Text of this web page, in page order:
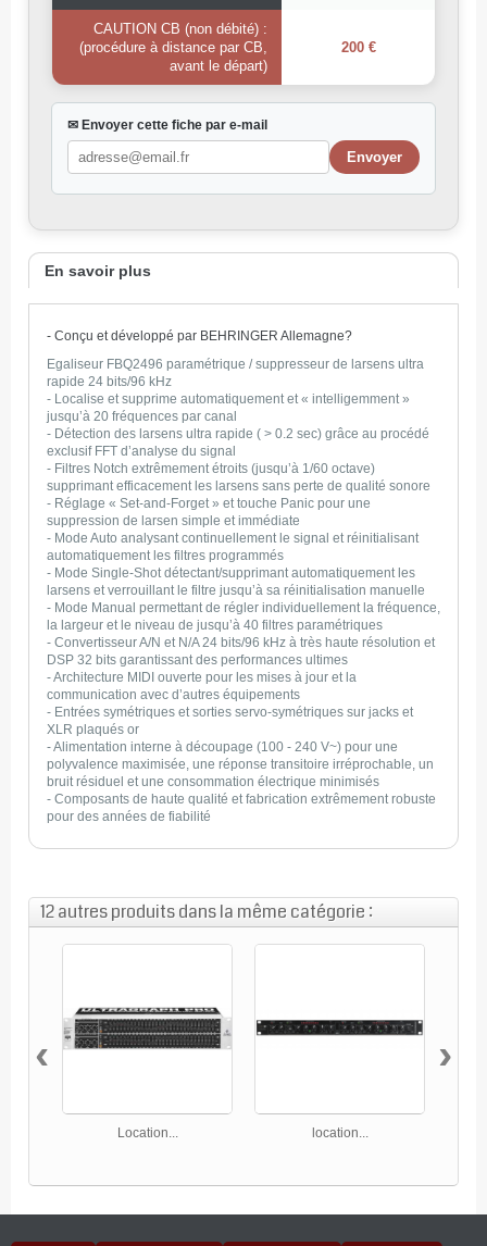
CAUTION CB (non débité) :
(procédure à distance par CB,
avant le départ)
200 €
✉ Envoyer cette fiche par e-mail
En savoir plus
- Conçu et développé par BEHRINGER Allemagne?
Egaliseur FBQ2496 paramétrique / suppresseur de larsens ultra
rapide 24 bits/96 kHz
- Localise et supprime automatiquement et « intelligemment »
jusqu’à 20 fréquences par canal
- Détection des larsens ultra rapide ( > 0.2 sec) grâce au procédé
exclusif FFT d’analyse du signal
- Filtres Notch extrêmement étroits (jusqu’à 1/60 octave)
supprimant efficacement les larsens sans perte de qualité sonore
- Réglage « Set-and-Forget » et touche Panic pour une
suppression de larsen simple et immédiate
- Mode Auto analysant continuellement le signal et réinitialisant
automatiquement les filtres programmés
- Mode Single-Shot détectant/supprimant automatiquement les
larsens et verrouillant le filtre jusqu’à sa réinitialisation manuelle
- Mode Manual permettant de régler individuellement la fréquence,
la largeur et le niveau de jusqu’à 40 filtres paramétriques
- Convertisseur A/N et N/A 24 bits/96 kHz à très haute résolution et
DSP 32 bits garantissant des performances ultimes
- Architecture MIDI ouverte pour les mises à jour et la
communication avec d’autres équipements
- Entrées symétriques et sorties servo-symétriques sur jacks et
XLR plaqués or
- Alimentation interne à découpage (100 - 240 V~) pour une
polyvalence maximisée, une réponse transitoire irréprochable, un
bruit résiduel et une consommation électrique minimisés
- Composants de haute qualité et fabrication extrêmement robuste
pour des années de fiabilité
12 autres produits dans la même catégorie :
Location... location...
‹ ›